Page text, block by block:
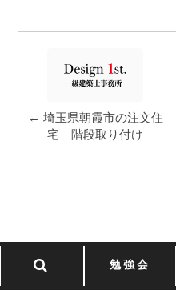
勉強会
← 埼玉県朝霞市の注文住
宅 階段取り付け